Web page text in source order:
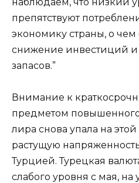
препятствуют
экономику страны, о чем
снижение инвестиций
запасов.”
Внимание к
предметом
лира снова упала на
растущую
Турцией. Турецкая
слабого уровня с мая, на